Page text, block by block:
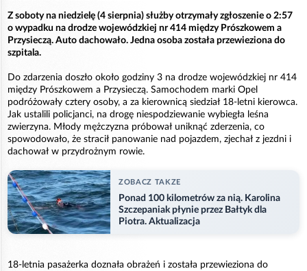
Z soboty na niedzielę (4 sierpnia) służby otrzymały zgłoszenie o 2:57
o wypadku na drodze wojewódzkiej nr 414 między Prószkowem a
Przysieczą. Auto dachowało. Jedna osoba została przewieziona do
szpitala.
Do zdarzenia doszło około godziny 3 na drodze wojewódzkiej nr 414
między Prószkowem a Przysieczą. Samochodem marki Opel
podróżowały cztery osoby, a za kierownicą siedział 18-letni kierowca.
Jak ustalili policjanci, na drogę niespodziewanie wybiegła leśna
zwierzyna. Młody mężczyzna próbował uniknąć zderzenia, co
spowodowało, że stracił panowanie nad pojazdem, zjechał z jezdni i
dachował w przydrożnym rowie.
ZOBACZ TAKZE
Ponad 100 kilometrów za nią. Karolina
Szczepaniak płynie przez Bałtyk dla
Piotra. Aktualizacja
18-letnia pasażerka doznała obrażeń i została przewieziona do